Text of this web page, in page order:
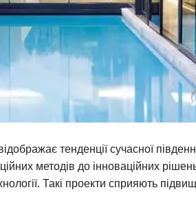
тенденції сучасної
методів до інноваційних
Такі проекти сприяють